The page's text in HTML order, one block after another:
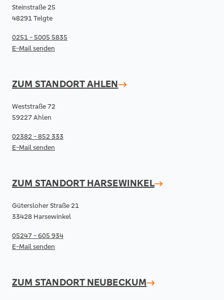
Steinstraße 25
48291 Telgte
0251 - 5005 5835
E-Mail senden
ZUM STANDORTAHLEN
Weststraße 72
59227 Ahlen
02382 - 852 333
E-Mail senden
ZUM STANDORT HARSEWINKEL
Gütersloher Straße 21
33428 Harsewinkel
05247 - 605 934
E-Mail senden
ZUM STANDORT NEUBECKUM